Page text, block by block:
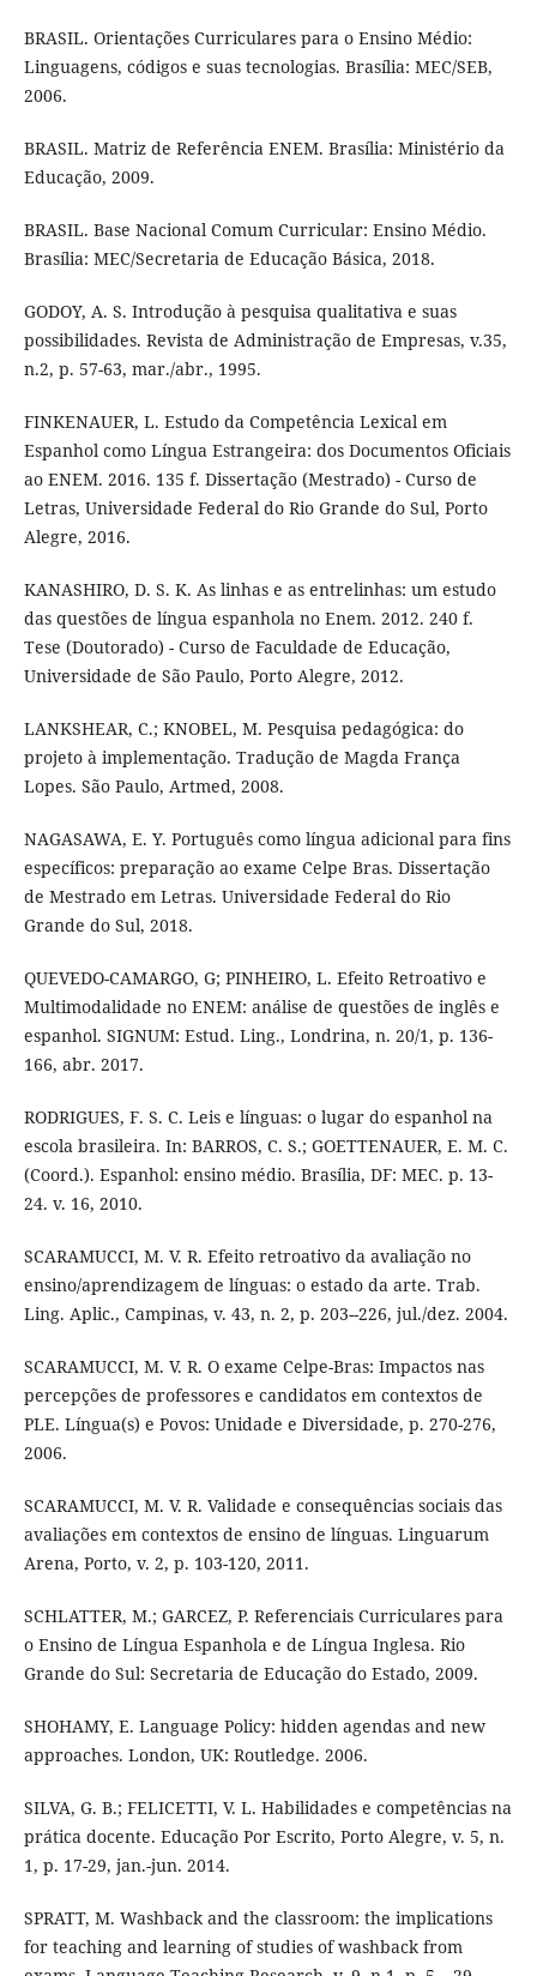
BRASIL. Orientações Curriculares para o Ensino Médio:
Linguagens, códigos e suas tecnologias. Brasília: MEC/SEB,
2006.
BRASIL. Matriz de Referência ENEM. Brasília: Ministério da
Educação, 2009.
BRASIL. Base Nacional Comum Curricular: Ensino Médio.
Brasília: MEC/Secretaria de Educação Básica, 2018.
GODOY, A. S. Introdução à pesquisa qualitativa e suas
possibilidades. Revista de Administração de Empresas, v.35,
n.2, p. 57-63, mar./abr., 1995.
FINKENAUER, L. Estudo da Competência Lexical em
Espanhol como Língua Estrangeira: dos Documentos Oficiais
ao ENEM. 2016. 135 f. Dissertação (Mestrado) - Curso de
Letras, Universidade Federal do Rio Grande do Sul, Porto
Alegre, 2016.
KANASHIRO, D. S. K. As linhas e as entrelinhas: um estudo
das questões de língua espanhola no Enem. 2012. 240 f.
Tese (Doutorado) - Curso de Faculdade de Educação,
Universidade de São Paulo, Porto Alegre, 2012.
LANKSHEAR, C.; KNOBEL, M. Pesquisa pedagógica: do
projeto à implementação. Tradução de Magda França
Lopes. São Paulo, Artmed, 2008.
NAGASAWA, E. Y. Português como língua adicional para fins
específicos: preparação ao exame Celpe Bras. Dissertação
de Mestrado em Letras. Universidade Federal do Rio
Grande do Sul, 2018.
QUEVEDO-CAMARGO, G; PINHEIRO, L. Efeito Retroativo e
Multimodalidade no ENEM: análise de questões de inglês e
espanhol. SIGNUM: Estud. Ling., Londrina, n. 20/1, p. 136-
166, abr. 2017.
RODRIGUES, F. S. C. Leis e línguas: o lugar do espanhol na
escola brasileira. In: BARROS, C. S.; GOETTENAUER, E. M. C.
(Coord.). Espanhol: ensino médio. Brasília, DF: MEC. p. 13-
24. v. 16, 2010.
SCARAMUCCI, M. V. R. Efeito retroativo da avaliação no
ensino/aprendizagem de línguas: o estado da arte. Trab.
Ling. Aplic., Campinas, v. 43, n. 2, p. 203--226, jul./dez. 2004.
SCARAMUCCI, M. V. R. O exame Celpe-Bras: Impactos nas
percepções de professores e candidatos em contextos de
PLE. Língua(s) e Povos: Unidade e Diversidade, p. 270-276,
2006.
SCARAMUCCI, M. V. R. Validade e consequências sociais das
avaliações em contextos de ensino de línguas. Linguarum
Arena, Porto, v. 2, p. 103-120, 2011.
SCHLATTER, M.; GARCEZ, P. Referenciais Curriculares para
o Ensino de Língua Espanhola e de Língua Inglesa. Rio
Grande do Sul: Secretaria de Educação do Estado, 2009.
SHOHAMY, E. Language Policy: hidden agendas and new
approaches. London, UK: Routledge. 2006.
SILVA, G. B.; FELICETTI, V. L. Habilidades e competências na
prática docente. Educação Por Escrito, Porto Alegre, v. 5, n.
1, p. 17-29, jan.-jun. 2014.
SPRATT, M. Washback and the classroom: the implications
for teaching and learning of studies of washback from